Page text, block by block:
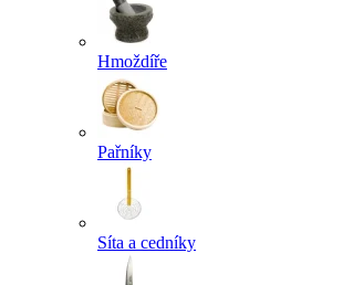
Hmoždíře
Pařníky
Síta a cedníky